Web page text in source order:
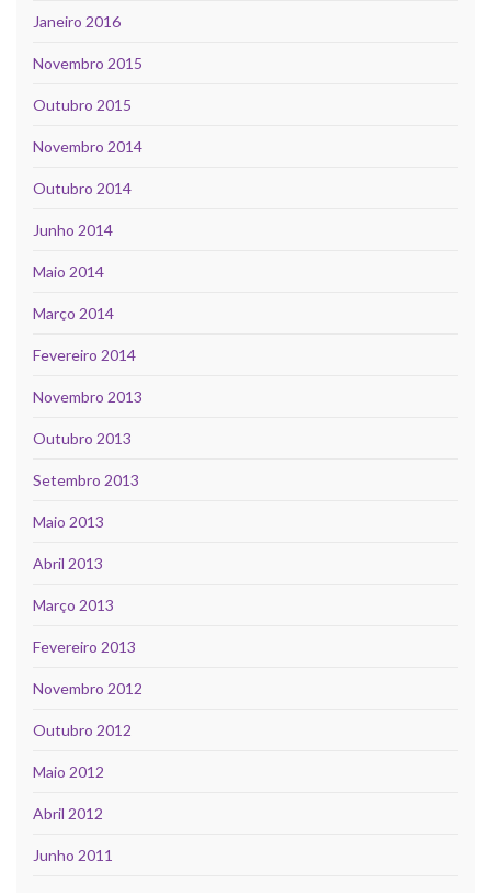
Janeiro 2016
Novembro 2015
Outubro 2015
Novembro 2014
Outubro 2014
Junho 2014
Maio 2014
Março 2014
Fevereiro 2014
Novembro 2013
Outubro 2013
Setembro 2013
Maio 2013
Abril 2013
Março 2013
Fevereiro 2013
Novembro 2012
Outubro 2012
Maio 2012
Abril 2012
Junho 2011